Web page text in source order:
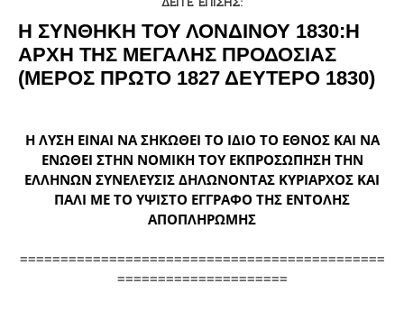
Η ΣΥΝΘΗΚΗ ΤΟΥ ΛΟΝΔΙΝΟΥ 1830:Η
ΑΡΧΗ ΤΗΣ ΜΕΓΑΛΗΣ ΠΡΟΔΟΣΙΑΣ
(ΜΕΡΟΣ ΠΡΩΤΟ 1827 ΔΕΥΤΕΡΟ 1830)
Η ΛΥΣΗ ΕΙΝΑΙ ΝΑ ΣΗΚΩΘΕΙ ΤΟ ΙΔΙΟ ΤΟ ΕΘΝΟΣ ΚΑΙ ΝΑ
ΕΝΩΘΕΙ ΣΤΗΝ ΝΟΜΙΚΗ ΤΟΥ ΕΚΠΡΟΣΩΠΗΣΗ ΤΗΝ
ΕΛΛΗΝΩΝ ΣΥΝΕΛΕΥΣΙΣ ΔΗΛΩΝΟΝΤΑΣ ΚΥΡΙΑΡΧΟΣ ΚΑΙ
ΠΑΛΙ ΜΕ ΤΟ ΥΨΙΣΤΟ ΕΓΓΡΑΦΟ ΤΗΣ ΕΝΤΟΛΗΣ
ΑΠΟΠΛΗΡΩΜΗΣ
=============================================
=====================